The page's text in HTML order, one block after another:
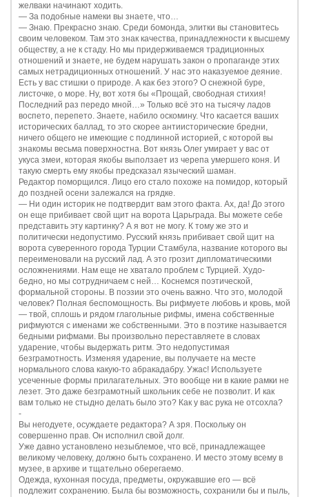
желваки начинают ходить.
— За подобные намеки вы знаете, что…
— Знаю. Прекрасно знаю. Среди бомонда, элитки вы становитесь
своим человеком. Там это знак качества, принадлежности к высшему
обществу, а не к стаду. Но мы придерживаемся традиционных
отношений и знаете, не будем нарушать закон о пропаганде этих
самых нетрадиционных отношений. У нас это наказуемое деяние.
Есть у вас стишки о природе. А как без этого? О снежной буре,
листочке, о море. Ну, вот хотя бы «Прощай, свободная стихия!
Последний раз передо мной…» Только всё это на тысячу ладов
воспето, перепето. Знаете, набило оскомину. Что касается ваших
исторических баллад, то это скорее антиисторические бредни,
ничего общего не имеющие с подлинной историей, с которой вы
знакомы весьма поверхностна. Вот князь Олег умирает у вас от
укуса змеи, которая якобы выползает из черепа умершего коня. И
такую смерть ему якобы предсказал языческий шаман.
Редактор поморщился. Лицо его стало похоже на помидор, который
до поздней осени залежался на грядке.
— Ни один историк не подтвердит вам этого факта. Ах, да! До этого
он еще прибивает свой щит на ворота Царьграда. Вы можете себе
представить эту картинку? А я вот не могу. К тому же это и
политически недопустимо. Русский князь прибивает свой щит на
ворота суверенного города Турции Стамбула, название которого вы
переименовали на русский лад. А это грозит дипломатическими
осложнениями. Нам еще не хватало проблем с Турцией. Худо-
бедно, но мы сотрудничаем с ней… Коснемся поэтической,
формальной стороны. В поэзии это очень важно. Что это, молодой
человек? Полная беспомощность. Вы рифмуете любовь и кровь, мой
— твой, сплошь и рядом глагольные рифмы, имена собственные
рифмуются с именами же собственными. Это в поэтике называется
бедными рифмами. Вы произвольно переставляете в словах
ударение, чтобы выдержать ритм. Это недопустимая
безграмотность. Изменяя ударение, вы получаете на месте
нормального слова какую-то абракадабру. Ужас! Используете
усеченные формы прилагательных. Это вообще ни в какие рамки не
лезет. Это даже безграмотный школьник себе не позволит. И как
вам только не стыдно делать было это? Как у вас рука не отсохла?
-
Вы негодуете, осуждаете редактора? А зря. Поскольку он
совершенно прав. Он исполнил свой долг.
Уже давно установлено незыблемое, что всё, принадлежащее
великому человеку, должно быть сохранено. И место этому всему в
музее, в архиве и тщательно оберегаемо.
Одежда, кухонная посуда, предметы, окружавшие его — всё
подлежит сохранению. Была бы возможность, сохранили бы и пыль,